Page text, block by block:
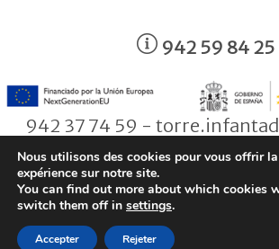
942 59 84 25
942 37 74 59 -
© Consejería de Cultura, Turismo y Deporte.
contratación | Política de Cookies
Nous utilisons des cookies pour vous offrir
expérience sur notre site.
You can find out more about which cookies
switch them off in settings.
Accepter Rejeter